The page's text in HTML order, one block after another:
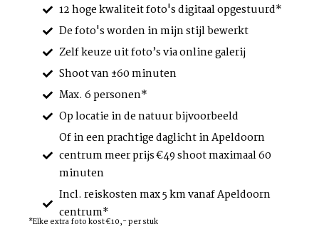
12 hoge kwaliteit foto's digitaal opgestuurd*
De foto's worden in mijn stijl bewerkt
Zelf keuze uit foto’s via online galerij
Shoot van ±60 minuten
Max. 6 personen*
Op locatie in de natuur bijvoorbeeld
Of in een prachtige daglicht in Apeldoorn
centrum meer prijs €49 shoot maximaal 60
minuten​
Incl. reiskosten max 5 km vanaf Apeldoorn
centrum*
*Elke extra foto kost €10,- per stuk